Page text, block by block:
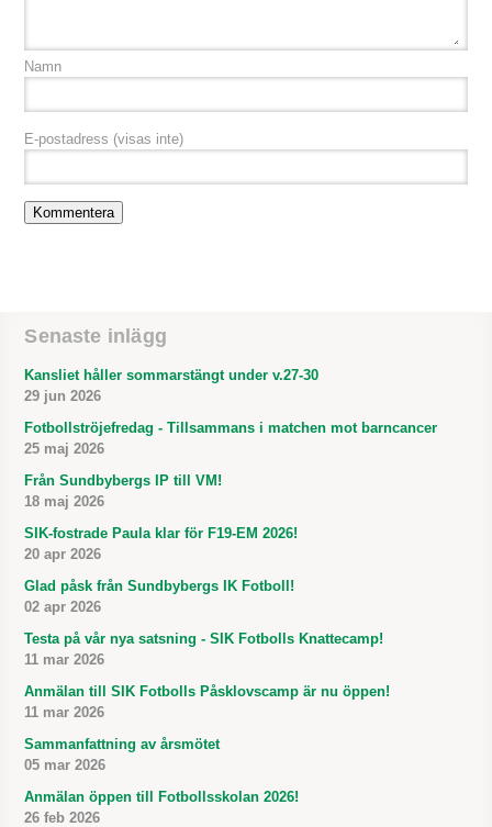
Namn
E-postadress (visas inte)
Senaste inlägg
Kansliet håller sommarstängt under v.27-30
29 jun 2026
Fotbollströjefredag - Tillsammans i matchen mot barncancer
25 maj 2026
Från Sundbybergs IP till VM!
18 maj 2026
SIK-fostrade Paula klar för F19-EM 2026!
20 apr 2026
Glad påsk från Sundbybergs IK Fotboll!
02 apr 2026
Testa på vår nya satsning - SIK Fotbolls Knattecamp!
11 mar 2026
Anmälan till SIK Fotbolls Påsklovscamp är nu öppen!
11 mar 2026
Sammanfattning av årsmötet
05 mar 2026
Anmälan öppen till Fotbollsskolan 2026!
26 feb 2026